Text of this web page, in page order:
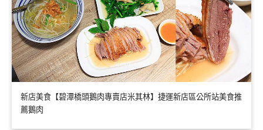
新店美食【碧潭橋頭鵝肉專賣店米其林】捷運新店區公所站美食推
薦鵝肉